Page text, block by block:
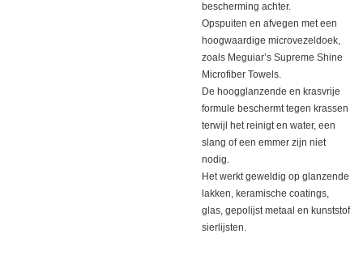
bescherming achter.
Opspuiten en afvegen met een
hoogwaardige microvezeldoek,
zoals Meguiar’s Supreme Shine
Microfiber Towels.
De hoogglanzende en krasvrije
formule beschermt tegen krassen
terwijl het reinigt en water, een
slang of een emmer zijn niet
nodig.
Het werkt geweldig op glanzende
lakken, keramische coatings,
glas, gepolijst metaal en kunststof
sierlijsten.